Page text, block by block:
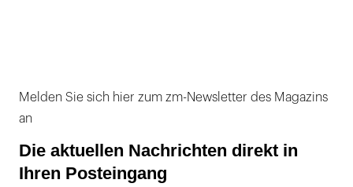
Melden Sie sich hier zum zm-Newsletter des Magazins
an
Die aktuellen Nachrichten direkt in
Ihren Posteingang